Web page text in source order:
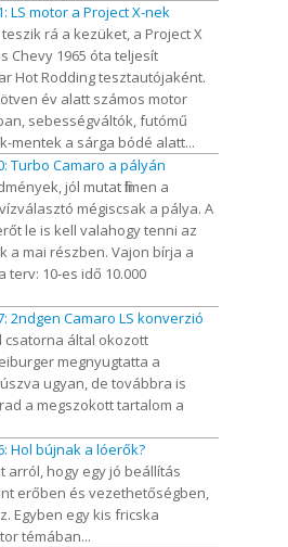
LS motor a Project X-nek
rá a kezüket, a Project X
Chevy 1965 óta teljesít
Hot Rodding tesztautójaként.
év alatt számos motor
sebességváltók, futómű
mentek a sárga bódé alatt...
Turbo Camaro a pályán
jól mutat filmen a
mégiscsak a pálya. A
le is kell valahogy tenni az
a mai részben. Vajon bírja a
terv: 10-es idő 10.000
2ndgen Camaro LS konverzió
csatorna által okozott
megnyugtatta a
ugyan, de továbbra is
a megszokott tartalom a
Hol bújnak a lóerők?
arról, hogy egy jó beállítás
erőben és vezethetőségben,
Egyben egy kis fricska
témában...